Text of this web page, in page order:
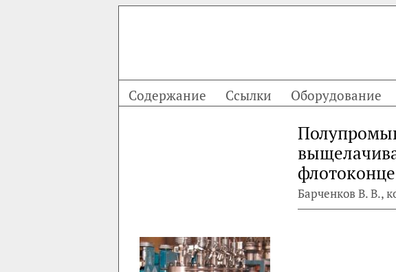
Содержание Ссылки Оборудование
Барченков В. В.,